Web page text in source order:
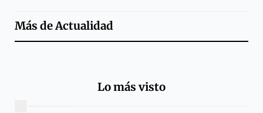
Más deActualidad
Lo más visto